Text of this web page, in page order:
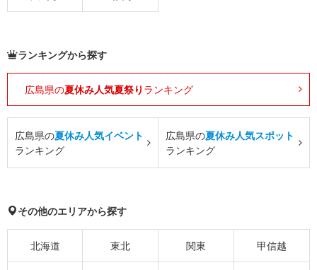
ランキングから探す
広島県の夏休み人気夏祭り ランキング
広島県の夏休み人気イベント
ランキング
広島県の夏休み人気スポット
ランキング
その他のエリアから探す
北海道 東北 関東 甲信越